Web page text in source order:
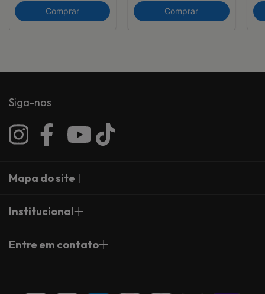
Comprar Comprar
Siga-nos
Mapa do site
Institucional
Entre em contato